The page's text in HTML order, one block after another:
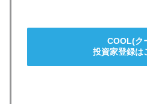
COOL(ク
投資家登録は